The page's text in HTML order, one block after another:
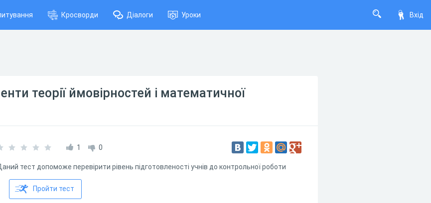
Вхід
Кросворди Діалоги Уроки
теорії ймовірностей і математичної
1 0
тест допоможе перевірити рівень підготовленості учнів до контрольної роботи
Пройти тест